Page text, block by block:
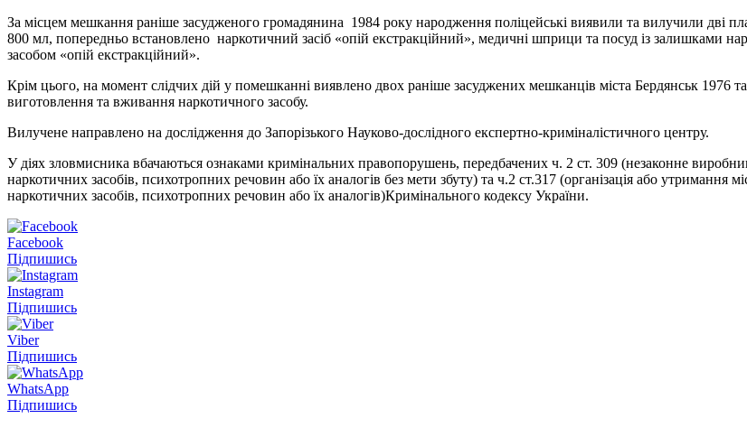
За місцем мешкання раніше засудженого громадянина 1984 року народження поліцейські виявили та вилучили дві
800 мл, попередньо встановлено наркотичний засіб «опій екстракційний», медичні шприци та посуд із залишками
засобом «опій екстракційний».
Крім цього, на момент слідчих дій у помешканні виявлено двох раніше засуджених мешканців міста Бердянськ 1976
виготовлення та вживання наркотичного засобу.
Вилучене направлено на дослідження до Запорізького Науково-дослідного експертно-криміналістичного центру.
У діях зловмисника вбачаються ознаками кримінальних правопорушень, передбачених ч. 2 ст. 309 (незаконне
наркотичних засобів, психотропних речовин або їх аналогів без мети збуту) та ч.2 ст.317 (організація або
наркотичних засобів, психотропних речовин або їх аналогів)Кримінального кодексу України.
Facebook
Підпишись
Instagram
Підпишись
Viber
Підпишись
WhatsApp
Підпишись